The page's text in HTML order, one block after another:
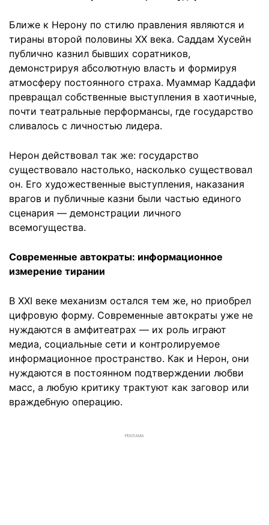
Ближе к Нерону по стилю правления являются и
тираны второй половины ХХ века. Саддам Хусейн
публично казнил бывших соратников,
демонстрируя абсолютную власть и формируя
атмосферу постоянного страха. Муаммар Каддафи
превращал собственные выступления в хаотичные,
почти театральные перформансы, где государство
сливалось с личностью лидера.
Нерон действовал так же: государство
существовало настолько, насколько существовал
он. Его художественные выступления, наказания
врагов и публичные казни были частью единого
сценария — демонстрации личного
всемогущества.
Современные автократы: информационное
измерение тирании
В XXI веке механизм остался тем же, но приобрел
цифровую форму. Современные автократы уже не
нуждаются в амфитеатрах — их роль играют
медиа, социальные сети и контролируемое
информационное пространство. Как и Нерон, они
нуждаются в постоянном подтверждении любви
масс, а любую критику трактуют как заговор или
враждебную операцию.
РЕКЛАМА